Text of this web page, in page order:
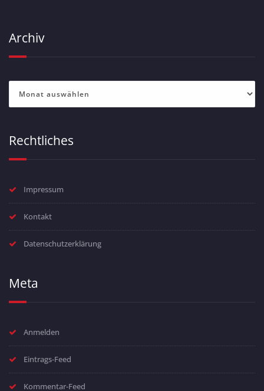
Archiv
Rechtliches
Impressum
Kontakt
Datenschutzerklärung
Meta
Anmelden
Eintrags-Feed
Kommentar-Feed